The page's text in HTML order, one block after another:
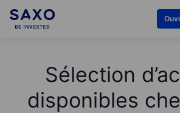
Sélection
disponibles